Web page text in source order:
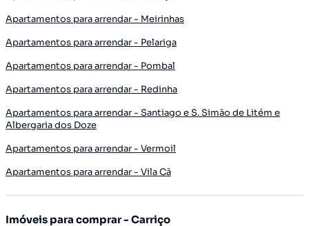
Apartamentos para arrendar - Meirinhas
Apartamentos para arrendar - Pelariga
Apartamentos para arrendar - Pombal
Apartamentos para arrendar - Redinha
Apartamentos para arrendar - Santiago e S. Simão de Litém e
Albergaria dos Doze
Apartamentos para arrendar - Vermoil
Apartamentos para arrendar - Vila Cã
Imóveis para comprar - Carriço